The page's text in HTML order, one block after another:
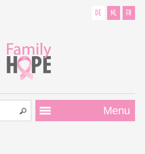
DE NL FR
Menu